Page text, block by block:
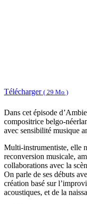
Télécharger ( 29 Mo )
Dans cet épisode
compositrice belgo-
avec sensibilité musique
Multi-instrumentiste, elle
reconversion musicale,
collaborations avec la
On parle de ses débuts
création basé sur
acoustiques, et de la